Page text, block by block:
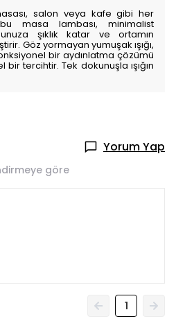
salon veya kafe gibi her
masa lambası, minimalist
şıklık katar ve ortamın
Göz yormayan yumuşak ışığı,
bir aydınlatma çözümü
tercihtir. Tek dokunuşla ışığın
Yorum Yap
göre
1